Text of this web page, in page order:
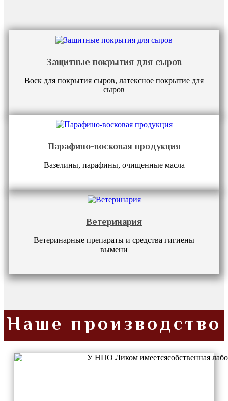
Защитные покрытия для сыров
Воск для покрытия сыров, латексное покрытие для
сыров
Парафино-восковая продукция
Вазелины, парафины, очищенные масла
Ветеринария
Ветеринарные препараты и средства гигиены
вымени
Наше производство